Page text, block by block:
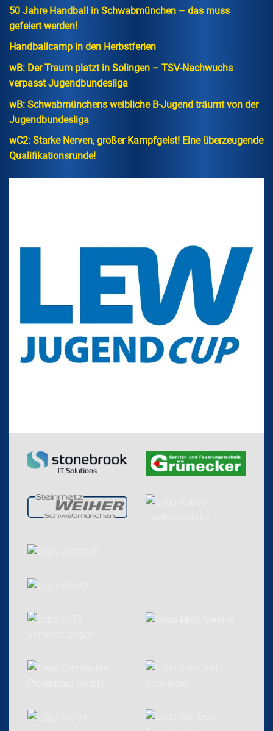
50 Jahre Handball in Schwabmünchen – das muss
gefeiert werden!
Handballcamp in den Herbstferien
wB: Der Traum platzt in Solingen – TSV-Nachwuchs
verpasst Jugendbundesliga
wB: Schwabmünchens weibliche B-Jugend träumt von der
Jugendbundesliga
wC2: Starke Nerven, großer Kampfgeist! Eine überzeugende
Qualifikationsrunde!